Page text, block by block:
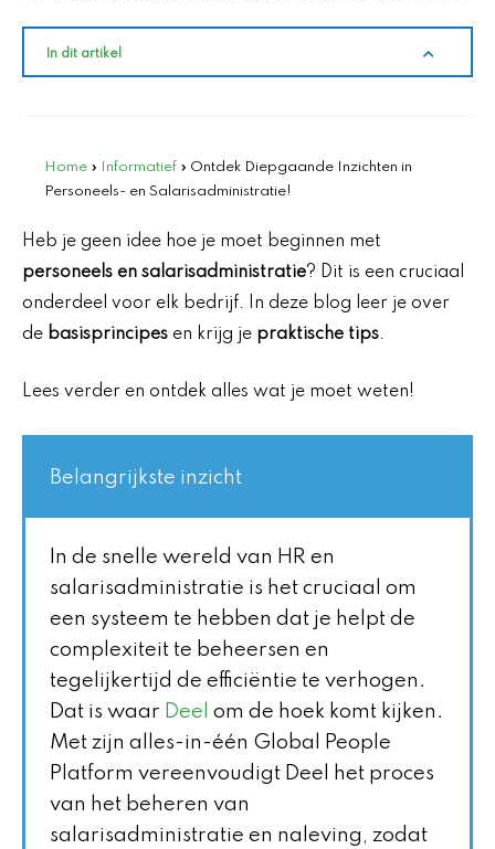
In dit artikel
Home » Informatief » Ontdek Diepgaande Inzichten in
Personeels- en Salarisadministratie!
Heb je geen idee hoe je moet beginnen met
personeels en salarisadministratie? Dit is een cruciaal
onderdeel voor elk bedrijf. In deze blog leer je over
de basisprincipes en krijg je praktische tips.
Lees verder en ontdek alles wat je moet weten!
Belangrijkste inzicht
In de snelle wereld van HR en
salarisadministratie is het cruciaal om
een systeem te hebben dat je helpt de
complexiteit te beheersen en
tegelijkertijd de efficiëntie te verhogen.
Dat is waar Deel om de hoek komt kijken.
Met zijn alles-in-één Global People
Platform vereenvoudigt Deel het proces
van het beheren van
salarisadministratie en naleving, zodat